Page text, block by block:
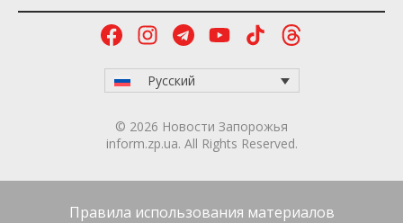
Русский
© 2026 Новости Запорожья
inform.zp.ua. All Rights Reserved.
Правила использования материалов